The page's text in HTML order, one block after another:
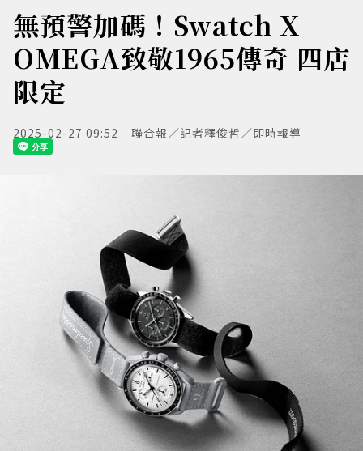
無預警加碼！Swatch X
OMEGA致敬1965傳奇 四店
限定
2025-02-27 09:52 聯合報／記者釋俊哲／即時報導